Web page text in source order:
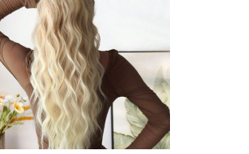
DO KOSZYKA